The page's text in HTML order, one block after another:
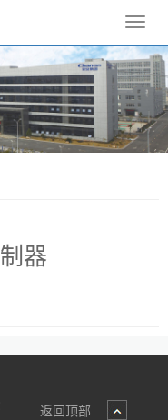
器
返回顶部